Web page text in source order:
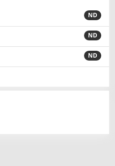
ND
ND
ND